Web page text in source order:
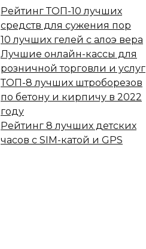
Рейтинг ТОП-10 лучших
средств для сужения пор
10 лучших гелей с алоэ вера
Лучшие онлайн-кассы для
розничной торговли и услуг
ТОП-8 лучших штроборезов
по бетону и кирпичу в 2022
году
Рейтинг 8 лучших детских
часов с SIM-катой и GPS